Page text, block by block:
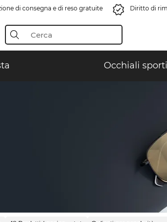
di consegna e di reso gratuite Diritto di
Occhiali